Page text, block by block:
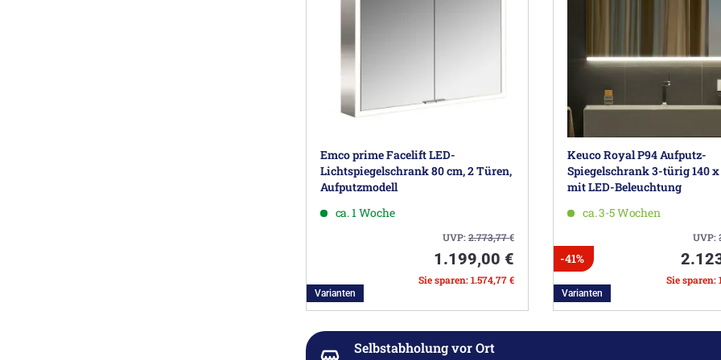
Emco prime Facelift LED-
Lichtspiegelschrank 80 cm, 2 Türen,
Aufputzmodell
ca. 1 Woche
UVP:2.773,77€
1.199,00 €
Sie sparen: 1.574,77 €
Varianten
Keuco Royal P94 Aufputz-
Spiegelschrank 3-türig 140 x
mit LED-Beleuchtung
ca. 3-5 Wochen
UVP:
-41%
Sie sparen:
Varianten
Selbstabholung vor Ort